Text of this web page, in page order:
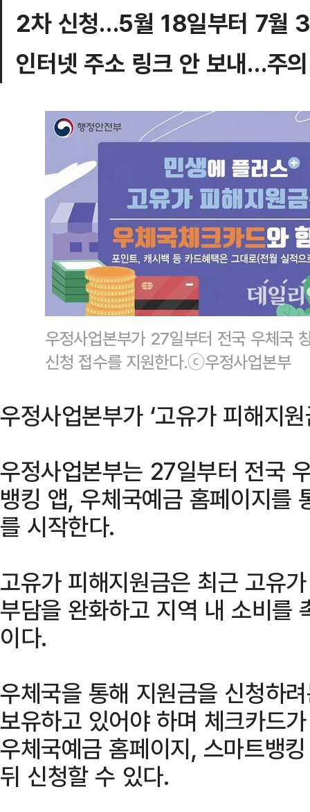
2차 신청…5월 18일부터 7월
인터넷 주소 링크 안 보내…주
우정사업본부가 27일부터 전국 우체국
신청 접수를 지원한다.ⓒ우정사업본부
우정사업본부가 ‘고유가 피해지
우정사업본부는 27일부터 전국
뱅킹 앱, 우체국예금 홈페이지를
를 시작한다.
고유가 피해지원금은 최근 고유
부담을 완화하고 지역 내 소비를
이다.
우체국을 통해 지원금을 신청하
보유하고 있어야 하며 체크카드
우체국예금 홈페이지, 스마트뱅
뒤 신청할 수 있다.